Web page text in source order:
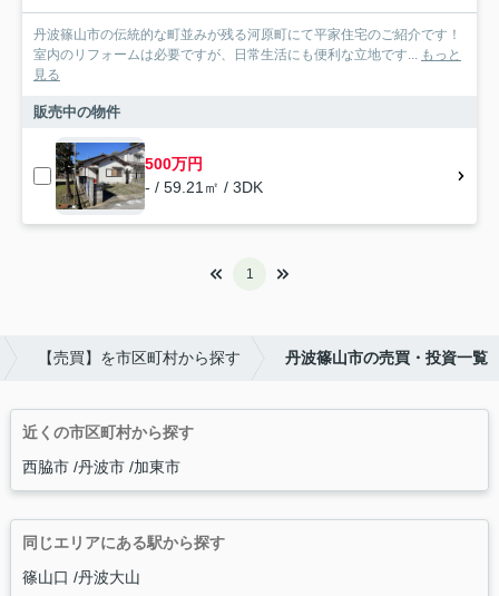
丹波篠山市の伝統的な町並みが残る河原町にて平家住宅のご紹介です！
室内のリフォームは必要ですが、日常生活にも便利な立地です... もっと
見る
販売中の物件
500万円
- / 59.21㎡ / 3DK
1
【売買】を市区町村から探す 丹波篠山市の売買・投資一覧
近くの市区町村から探す
西脇市 丹波市 加東市
同じエリアにある駅から探す
篠山口
丹波大山